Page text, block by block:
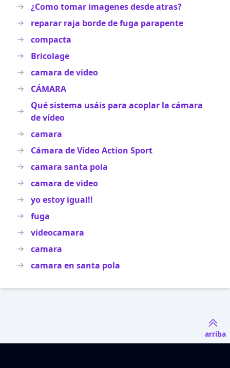
¿Como tomar imagenes desde atras?
reparar raja borde de fuga parapente
compacta
Bricolage
camara de video
CÁMARA
Qué sistema usáis para acoplar la cámara
de vídeo
camara
Cámara de Vídeo Action Sport
camara santa pola
camara de video
yo estoy igual!!
fuga
videocamara
camara
camara en santa pola
arriba